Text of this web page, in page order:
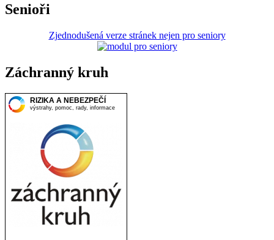
Senioři
Zjednodušená verze stránek nejen pro seniory
Záchranný kruh